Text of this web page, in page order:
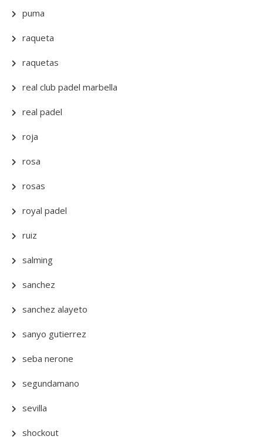
puma
raqueta
raquetas
real club padel marbella
real padel
roja
rosa
rosas
royal padel
ruiz
salming
sanchez
sanchez alayeto
sanyo gutierrez
seba nerone
segundamano
sevilla
shockout